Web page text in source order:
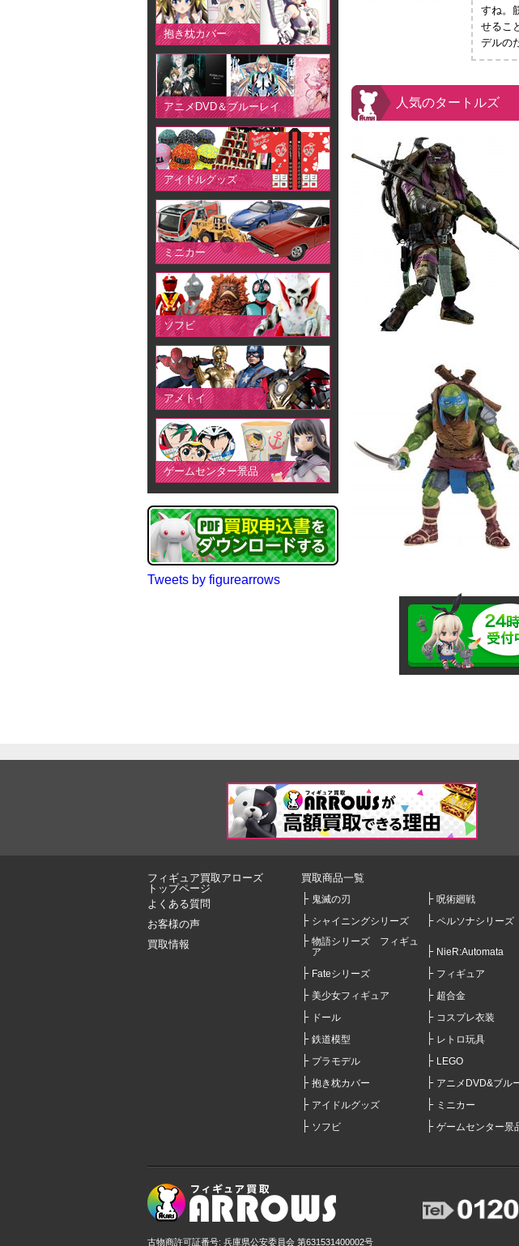
抱き枕カバー
アニメDVD＆ブルーレイ
アイドルグッズ
ミニカー
ソフビ
アメトイ
ゲームセンター景品
Tweets by figurearrows
すね。
せるこ
デルの
人気のタートルズ
フィギュア買取アローズ
トップページ
よくある質問
お客様の声
買取情報
買取商品一覧
鬼滅の刃 呪術廻戦
シャイニングシリーズ
ペルソナシリーズ
物語シリーズ フィギュ
ア
NieR:Automata
Fateシリーズ フィギュア
美少女フィギュア 超合金
ドール コスプレ衣装
鉄道模型 レトロ玩具
プラモデル LEGO
抱き枕カバー アニメDVD&ブル
アイドルグッズ ミニカー
ソフビ ゲームセンター景
古物商許可証番号: 兵庫県公安委員会 第631531400002号